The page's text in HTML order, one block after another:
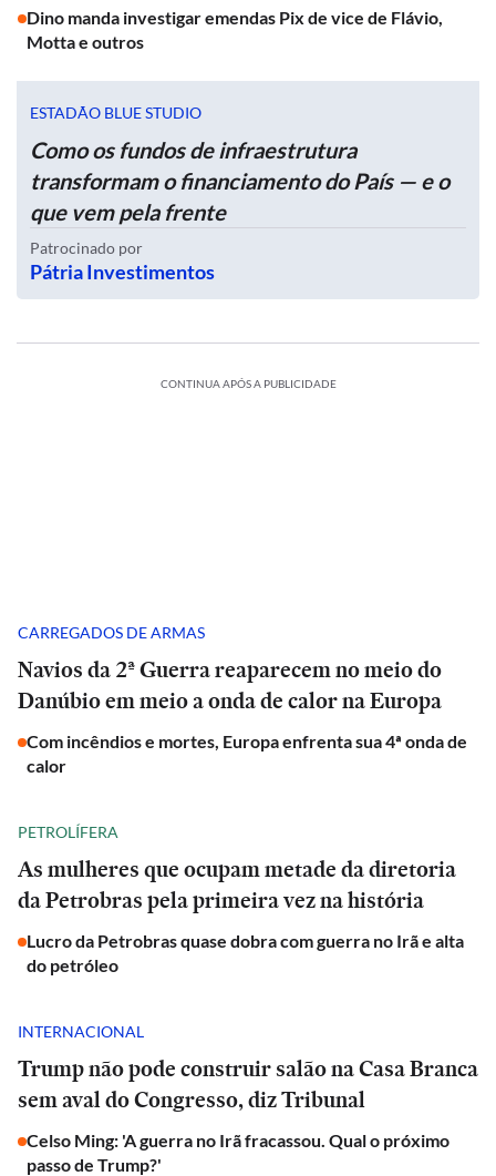
Dino manda investigar emendas Pix de vice de Flávio,
Motta e outros
ESTADÃO BLUE STUDIO
Como os fundos de infraestrutura
transformam o financiamento do País — e o
que vem pela frente
Patrocinado por
Pátria Investimentos
CONTINUA APÓS A PUBLICIDADE
CARREGADOS DE ARMAS
Navios da 2ª Guerra reaparecem no meio do
Danúbio em meio a onda de calor na Europa
Com incêndios e mortes, Europa enfrenta sua 4ª onda de
calor
PETROLÍFERA
As mulheres que ocupam metade da diretoria
da Petrobras pela primeira vez na história
Lucro da Petrobras quase dobra com guerra no Irã e alta
do petróleo
INTERNACIONAL
Trump não pode construir salão na Casa Branca
sem aval do Congresso, diz Tribunal
Celso Ming: 'A guerra no Irã fracassou. Qual o próximo
passo de Trump?'